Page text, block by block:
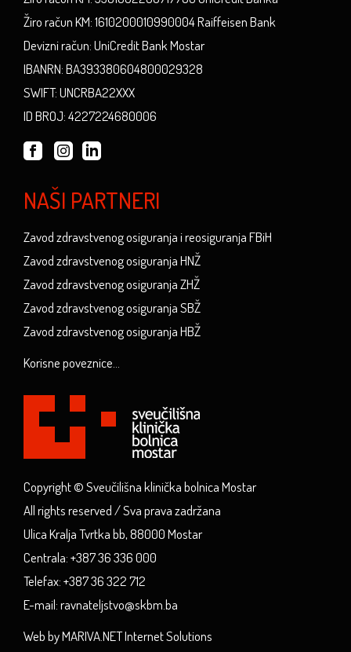
Žiro račun KM: 1610200010990004 Raiffeisen Bank
Devizni račun: UniCredit Bank Mostar
IBANRN: BA393380604800029328
SWIFT: UNCRBA22XXX
ID BROJ: 4227224680006
NAŠI PARTNERI
Zavod zdravstvenog osiguranja i reosiguranja FBiH
Zavod zdravstvenog osiguranja HNŽ
Zavod zdravstvenog osiguranja ZHŽ
Zavod zdravstvenog osiguranja SBŽ
Zavod zdravstvenog osiguranja HBŽ
Korisne poveznice...
Copyright © Sveučilišna klinička bolnica Mostar
All rights reserved / Sva prava zadržana
Ulica Kralja Tvrtka bb, 88000 Mostar
Centrala: +387 36 336 000
Telefax: +387 36 322 712
E-mail: ravnateljstvo@skbm.ba
Web by MARIVA.NET Internet Solutions